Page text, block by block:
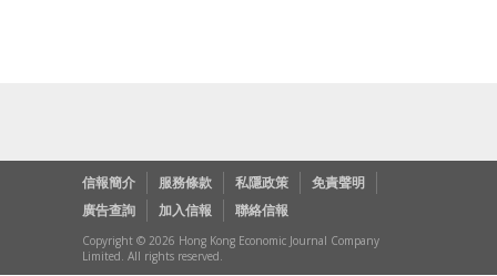
信報簡介 服務條款 私隱政策
免責聲明
廣告查詢
加入信報 聯絡信報
Copyright © 2026 Hong Kong Economic Journal Company
Limited. All rights reserved.